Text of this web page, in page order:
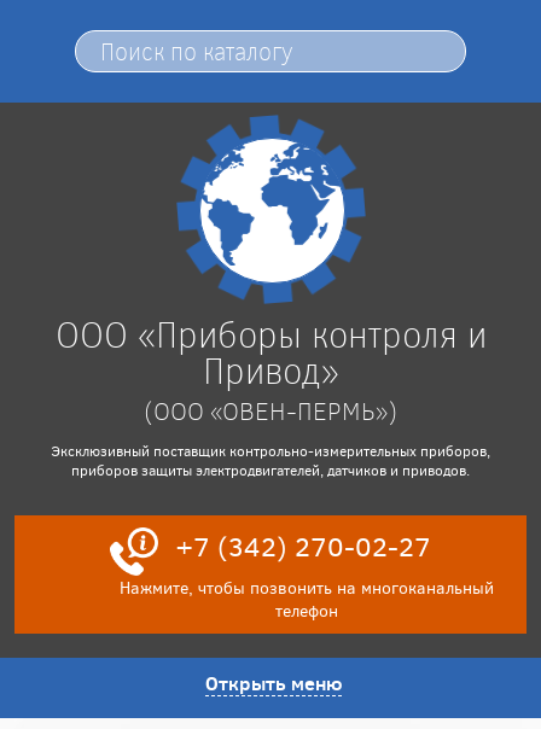
ООО «Приборы контроля и
Привод»
(ООО «ОВЕН-ПЕРМЬ»)
Эксклюзивный поставщик контрольно-измерительных приборов,
приборов защиты электродвигателей, датчиков и приводов.
+7 (342) 270-02-27
Нажмите, чтобы позвонить на многоканальный
телефон
Открыть меню